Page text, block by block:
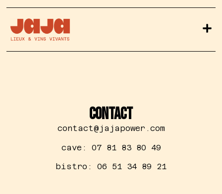
CONTACT
contact@jajapower.com
cave: 07 81 83 80 49
bistro: 06 51 34 89 21